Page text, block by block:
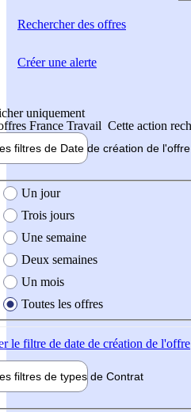
Rechercherdes offres
uniquement
France Travail Cette action
filtres de Date de création de l'offre
création de l'offre
Un jour
Trois jours
Une semaine
Deux semaines
Un mois
Toutes les offres
le filtre de date de création de l'offre
filtres de types de Contrat
Créer une alerte